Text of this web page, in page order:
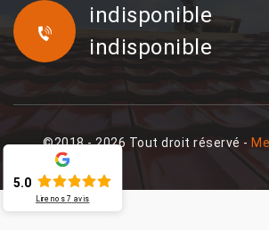
indisponible
indisponible
©2018 - 2026 Tout droit réservé -
5.0
Lire nos 7 avis